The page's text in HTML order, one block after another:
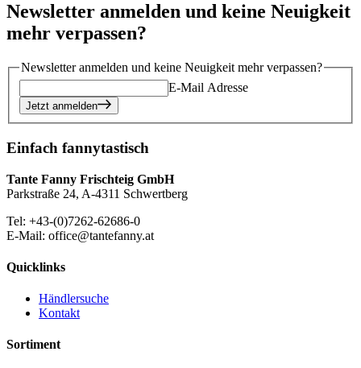
Newsletter anmelden und keine Neuigkeit
mehr verpassen?
Newsletter anmelden und keine Neuigkeit mehr verpassen?
E-Mail Adresse
Jetzt anmelden
Einfach fannytastisch
Tante Fanny Frischteig GmbH
Parkstraße 24, A-4311 Schwertberg
Tel: +43-(0)7262-62686-0
E-Mail: office@tantefanny.at
Quicklinks
Händlersuche
Kontakt
Sortiment